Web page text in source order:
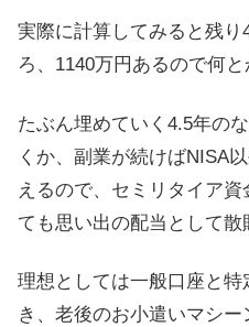
実際に計算してみると残り
ろ、1140万円あるので何と
たぶん埋めていく4.5年の
くか、副業が続けばNISA
えるので、セミリタイア
ても思い出の配当として散
理想としては一般口座と
き、老後のお小遣いマシ